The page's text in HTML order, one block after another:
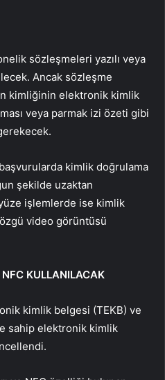
sözleşmeleri yazılı veya
Ancak sözleşme
kimliğinin elektronik kimlik
veya parmak izi özeti gibi
kimlik doğrulama
şekilde uzaktan
işlemlerde ise kimlik
video görüntüsü
KULLANILACAK
kimlik belgesi (TEKB) ve
sahip elektronik kimlik